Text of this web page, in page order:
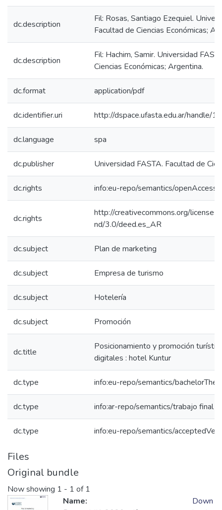
dc.description
Fil: Rosas, Santiago Ezequiel.
Facultad de Ciencias Económicas;
dc.description
Fil: Hachim, Samir. Universidad
Ciencias Económicas; Argentina.
dc.format application/pdf
dc.identifier.uri http://dspace.ufasta.edu.ar/handle/
dc.language spa
dc.publisher Universidad FASTA. Facultad de
dc.rights info:eu-repo/semantics/openAccess
dc.rights
http://creativecommons.org/
nd/3.0/deed.es_AR
dc.subject Plan de marketing
dc.subject Empresa de turismo
dc.subject Hotelería
dc.subject Promoción
dc.title
Posicionamiento y promoción
digitales : hotel Kuntur
dc.type info:eu-repo/semantics/
dc.type info:ar-repo/semantics/trabajo final
dc.type info:eu-repo/semantics/
Files
Original bundle
Now showing 1 - 1 of 1
Name:
Down